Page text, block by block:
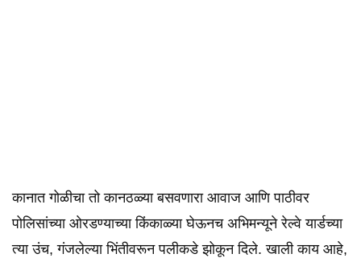
कानात गोळीचा तो कानठळ्या बसवणारा आवाज आणि पाठीवर
पोलिसांच्या ओरडण्याच्या किंकाळ्या घेऊनच अभिमन्यूने रेल्वे यार्डच्या
त्या उंच, गंजलेल्या भिंतीवरून पलीकडे झोकून दिले. खाली काय आहे,